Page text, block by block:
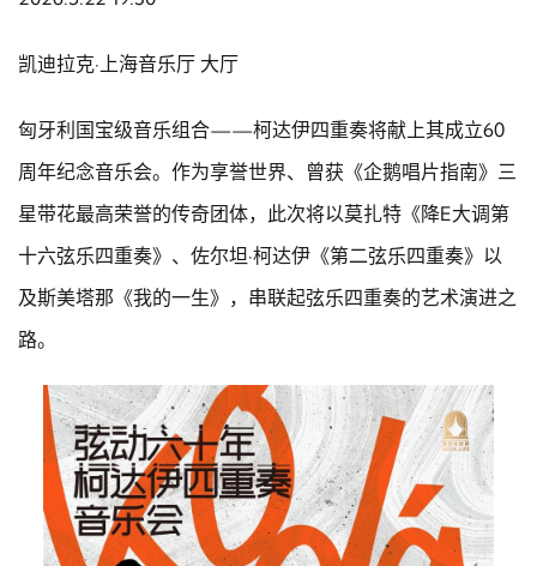
凯迪拉克·上海音乐厅 大厅
匈牙利国宝级音乐组合——柯达伊四重奏将献上其成立60
周年纪念音乐会。作为享誉世界、曾获《企鹅唱片指南》三
星带花最高荣誉的传奇团体，此次将以莫扎特《降E大调第
十六弦乐四重奏》、佐尔坦·柯达伊《第二弦乐四重奏》以
及斯美塔那《我的一生》，串联起弦乐四重奏的艺术演进之
路。